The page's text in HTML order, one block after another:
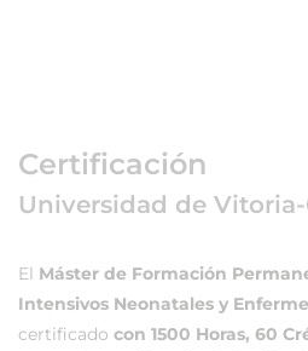
Certificación
Universidad de Vitoria-
El Máster de Formación
Intensivos Neonatales y
certificado con 1500 Horas, 60